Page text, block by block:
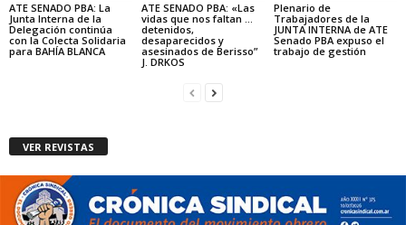
ATE SENADO PBA: La
Junta Interna de la
Delegación continúa
con la Colecta Solidaria
para BAHÍA BLANCA
ATE SENADO PBA: «Las
vidas que nos faltan …
detenidos,
desaparecidos y
asesinados de Berisso”
J. DRKOS
Plenario de
Trabajadores de la
JUNTA INTERNA de ATE
Senado PBA expuso el
trabajo de gestión
VER REVISTAS